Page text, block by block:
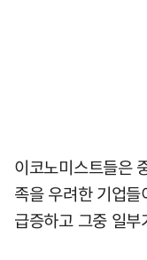
이코노미스트들은
족을 우려한 기업
급증하고 그중 일